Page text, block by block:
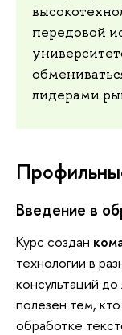
передовой
лидерами
Введение в
Курс создан
технологии в
консультаций
полезен тем,
обработке